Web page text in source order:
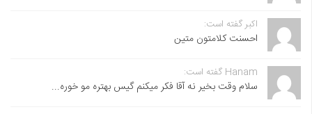
اکبر گفته است:
احسنت ‌کلامتون متین
Hanam گفته است:
سلام وقت بخیر نه آقا فکر میکنم گیس بهتره مو خوره...